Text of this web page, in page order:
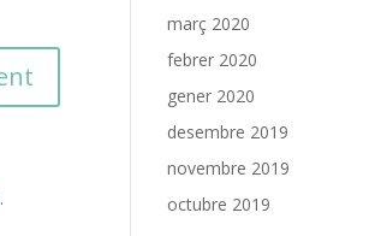
.
març 2020
febrer 2020
gener 2020
desembre 2019
novembre 2019
octubre 2019